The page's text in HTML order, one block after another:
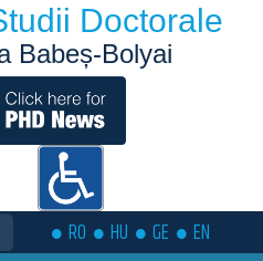
Doctorale
Babeș-Bolyai
RO HU GE EN